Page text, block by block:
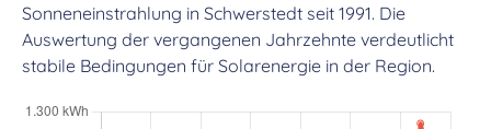
Sonneneinstrahlung in Schwerstedt seit 1991. Die
Auswertung der vergangenen Jahrzehnte verdeutlicht
stabile Bedingungen für Solarenergie in der Region.